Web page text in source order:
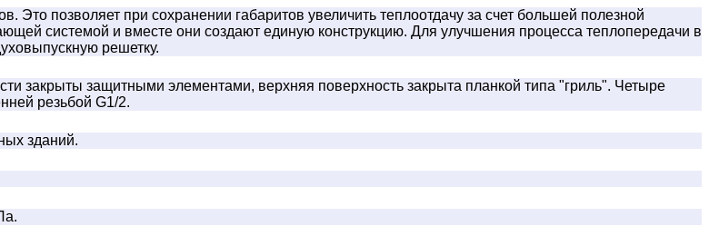
позволяет при сохранении габаритов увеличить теплоотдачу за счет большей полезной
системой и вместе они создают единую конструкцию. Для улучшения процесса теплопередачи в
решетку.
закрыты защитными элементами, верхняя поверхность закрыта планкой типа "гриль". Четыре
резьбой G1/2.
зданий.